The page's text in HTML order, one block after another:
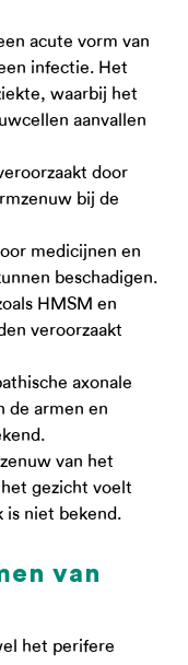
acute vorm van
infectie. Het
waarbij het
aanvallen
door
bij de
medicijnen en
beschadigen.
HMSM en
veroorzaakt
axonale
de armen en
van het
gezicht voelt
is niet bekend.
van
het perifere